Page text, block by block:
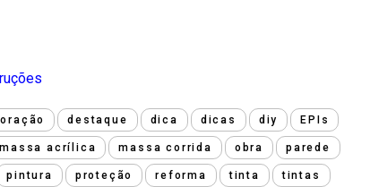
destaque dica dicas diy EPIs
massa acrílica massa corrida obra parede
pintura proteção reforma tinta tintas